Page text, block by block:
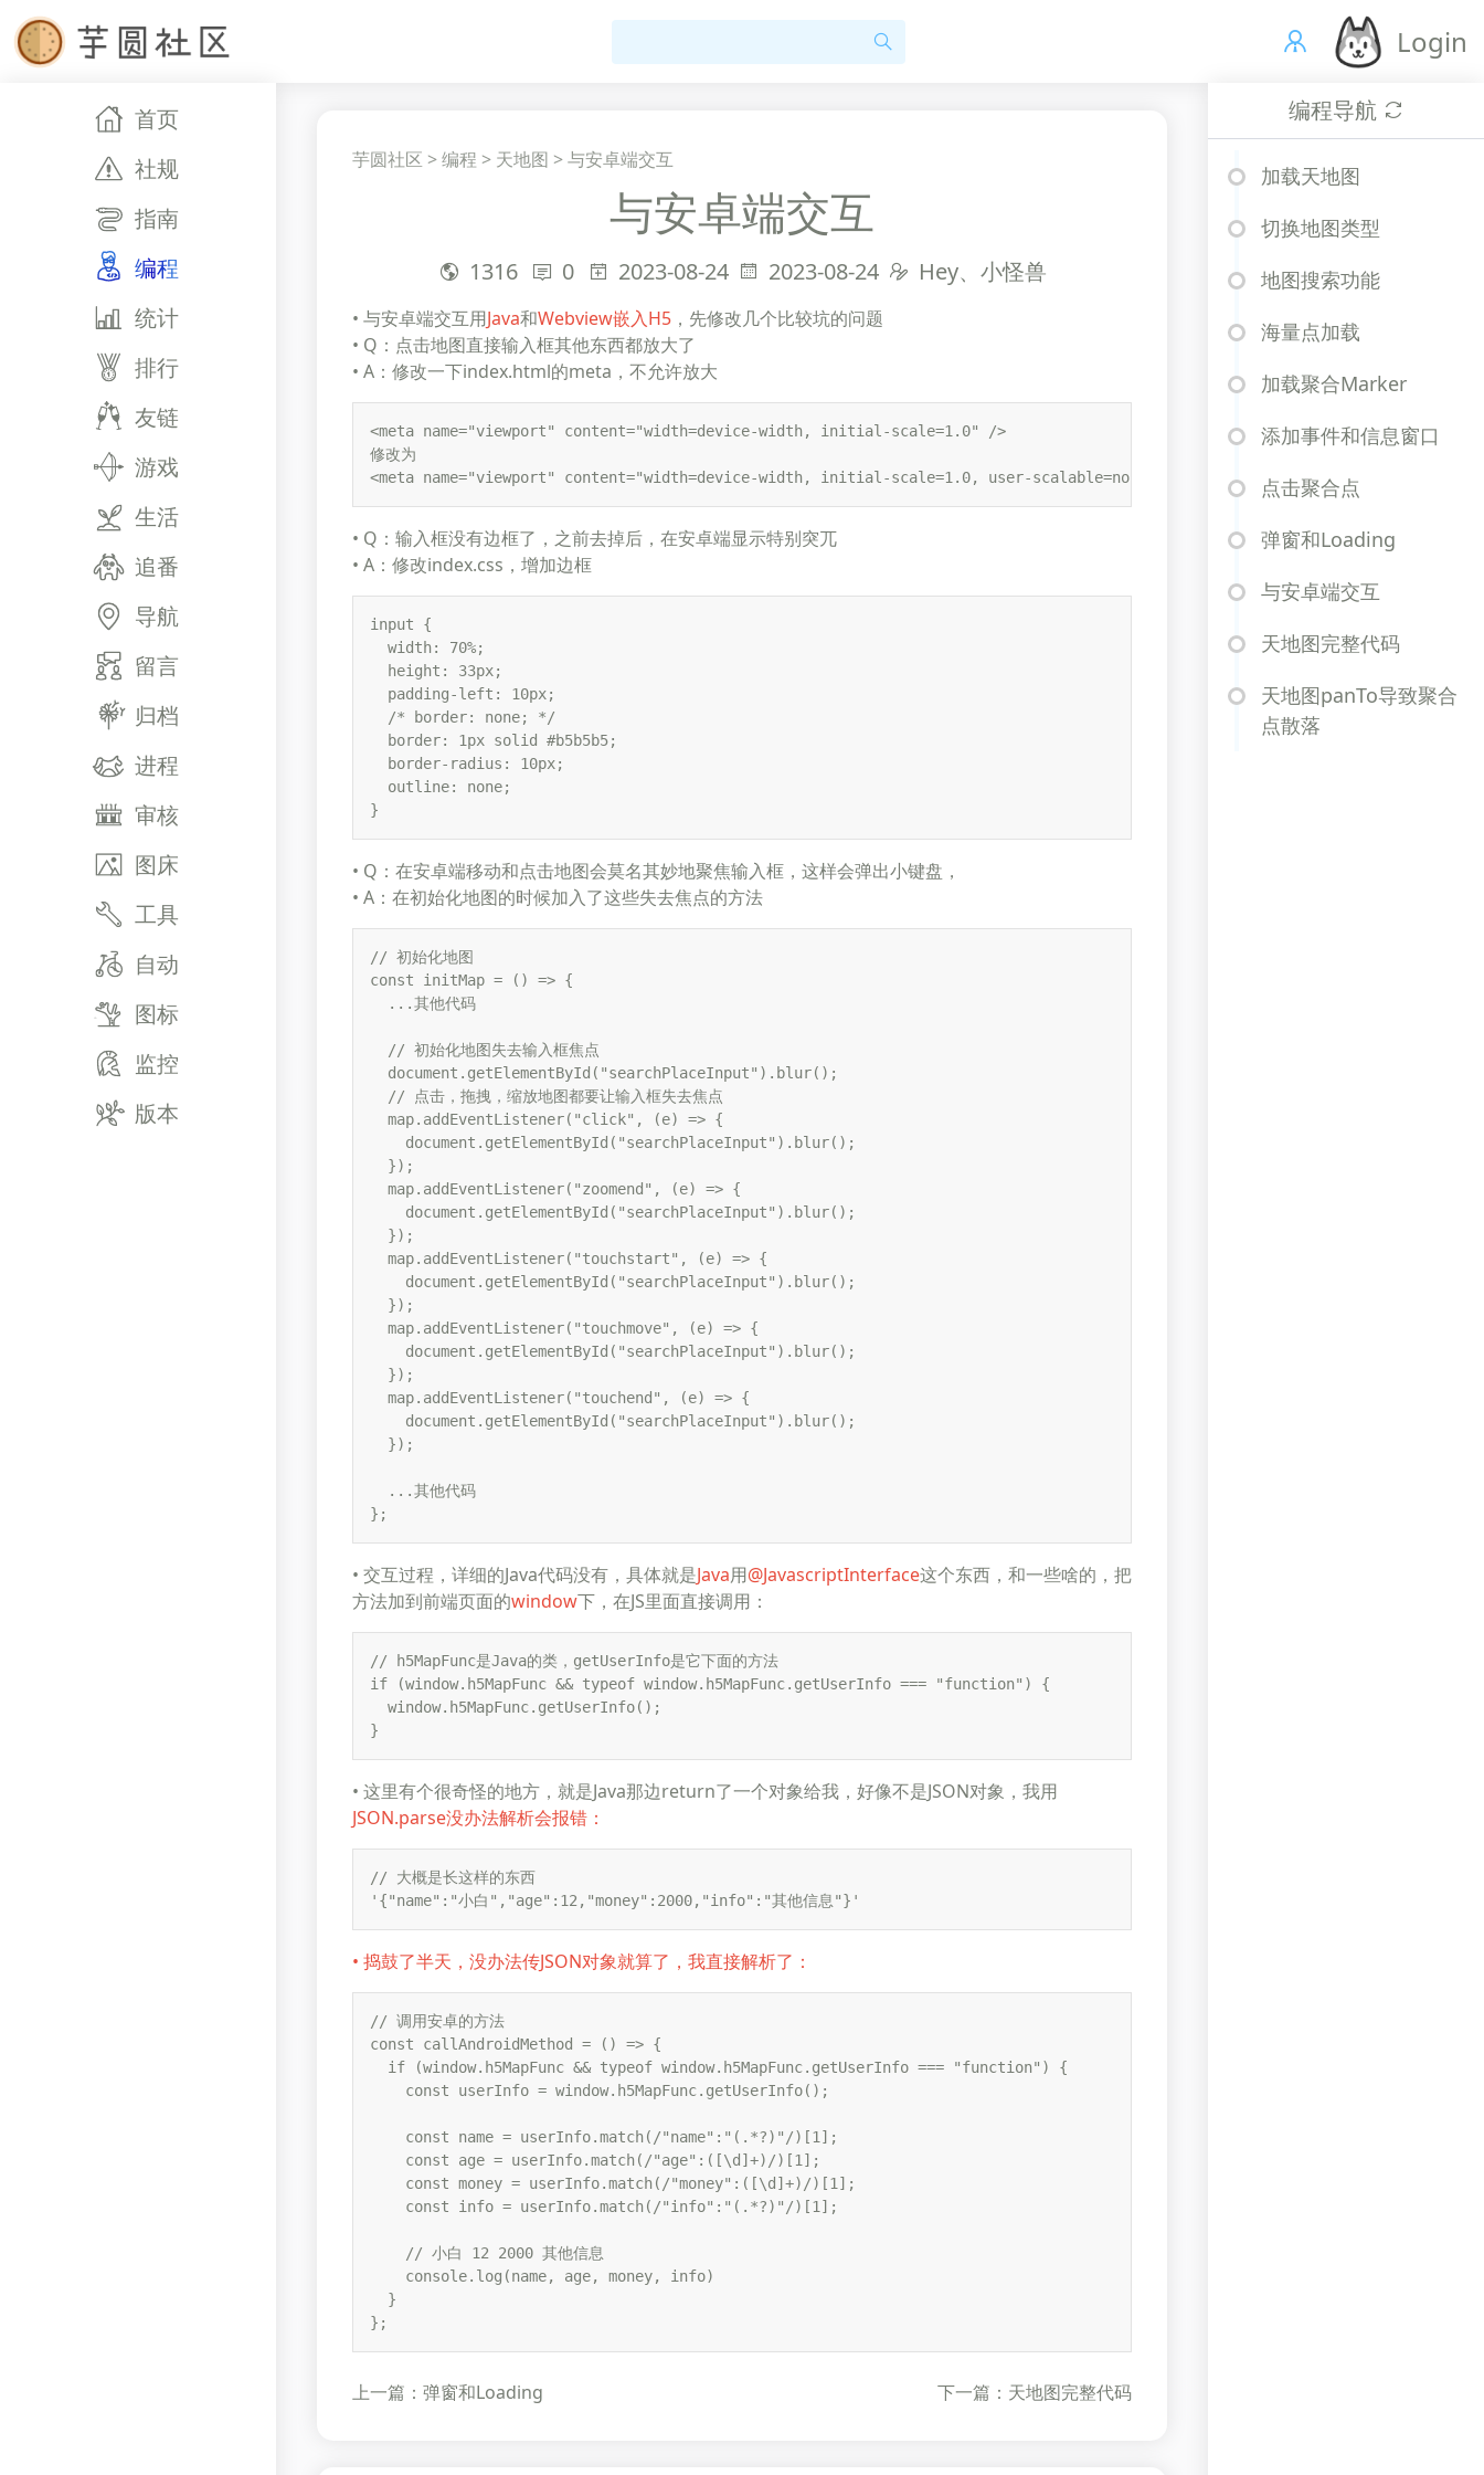
Login
首页
社规
指南
编程
统计
排行
友链
游戏
生活
追番
导航
留言
归档
进程
审核
图床
工具
自动
图标
监控
版本
芋圆社区 >编程 > 天地图 >与安卓端交互
与安卓端交互
1316 0 2023-08-24 2023-08-24 Hey、小怪兽
• 与安卓端交互用Java和Webview嵌入H5 ，先修改几个比较坑的问题
• Q：点击地图直接输入框其他东西都放大了
• A：修改一下index.html的meta，不允许放大
<meta name="viewport" content="width=device-width, initial-scale=1.0" />
修改为
<meta name="viewport" content="width=device-width, initial-scale=1.0, user-scalable=no" />
• Q：输入框没有边框了，之前去掉后，在安卓端显示特别突兀
• A：修改index.css，增加边框
input {
  width: 70%;
  height: 33px;
  padding-left: 10px;
  /* border: none; */
  border: 1px solid #b5b5b5;
  border-radius: 10px;
  outline: none;
}
• Q：在安卓端移动和点击地图会莫名其妙地聚焦输入框，这样会弹出小键盘，
• A：在初始化地图的时候加入了这些失去焦点的方法
// 初始化地图
const initMap = () => {
  ...其他代码
  // 初始化地图失去输入框焦点
  document.getElementById("searchPlaceInput").blur();
  // 点击，拖拽，缩放地图都要让输入框失去焦点
  map.addEventListener("click", (e) => {
    document.getElementById("searchPlaceInput").blur();
  });
  map.addEventListener("zoomend", (e) => {
    document.getElementById("searchPlaceInput").blur();
  });
  map.addEventListener("touchstart", (e) => {
    document.getElementById("searchPlaceInput").blur();
  });
  map.addEventListener("touchmove", (e) => {
    document.getElementById("searchPlaceInput").blur();
  });
  map.addEventListener("touchend", (e) => {
    document.getElementById("searchPlaceInput").blur();
  });
  ...其他代码
};
• 交互过程，详细的Java代码没有，具体就是Java用@JavascriptInterface这个东西，和一些啥的，把
方法加到前端页面的window下，在JS里面直接调用：
// h5MapFunc是Java的类，getUserInfo是它下面的方法
if (window.h5MapFunc && typeof window.h5MapFunc.getUserInfo === "function") {
  window.h5MapFunc.getUserInfo();
}
• 这里有个很奇怪的地方，就是Java那边return了一个对象给我，好像不是JSON对象，我用
JSON.parse没办法解析会报错：
// 大概是长这样的东西
'{"name":"小白","age":12,"money":2000,"info":"其他信息"}'
• 捣鼓了半天，没办法传JSON对象就算了，我直接解析了：
// 调用安卓的方法
const callAndroidMethod = () => {
  if (window.h5MapFunc && typeof window.h5MapFunc.getUserInfo === "function") {
    const userInfo = window.h5MapFunc.getUserInfo();
    const name = userInfo.match(/"name":"(.*?)"/)[1];
    const age = userInfo.match(/"age":([\d]+)/)[1];
    const money = userInfo.match(/"money":([\d]+)/)[1];
    const info = userInfo.match(/"info":"(.*?)"/)[1];
    // 小白 12 2000 其他信息
    console.log(name, age, money, info)
  }
};
上一篇：弹窗和Loading 下一篇：天地图完整代码
编程导航
加载天地图
切换地图类型
地图搜索功能
海量点加载
加载聚合Marker
添加事件和信息窗口
点击聚合点
弹窗和Loading
与安卓端交互
天地图完整代码
天地图panTo导致聚合
点散落